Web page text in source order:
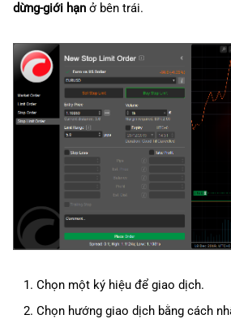
dừng-giới hạn ở bên trái.
Chọn một ký hiệu để giao dịch.
Chọn hướng giao dịch bằng cách